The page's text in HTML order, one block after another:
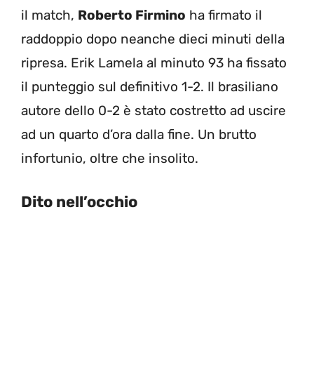
il match, Roberto Firmino ha firmato il
raddoppio dopo neanche dieci minuti della
ripresa. Erik Lamela al minuto 93 ha fissato
il punteggio sul definitivo 1-2. Il brasiliano
autore dello 0-2 è stato costretto ad uscire
ad un quarto d’ora dalla fine. Un brutto
infortunio, oltre che insolito.
Dito nell’occhio